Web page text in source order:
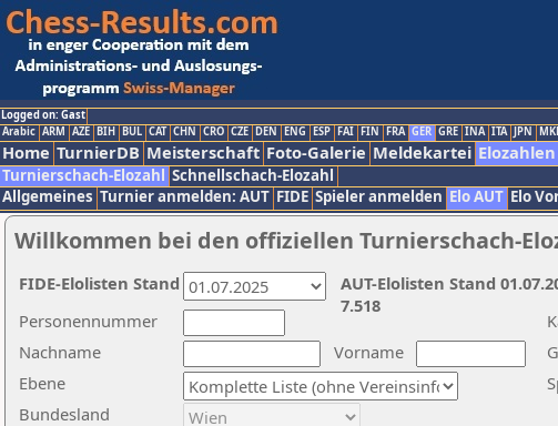
Logged on: Gast
Arabic ARM AZE BIH BUL CAT CHN CRO CZE DEN ENG ESP FAI FIN FRA GER GRE INA ITA JPN
Home TurnierDB Meisterschaft Foto-Galerie Meldekartei Elozahlen
Turnierschach-Elozahl Schnellschach-Elozahl
Allgemeines Turnier anmelden: AUT FIDE Spieler anmelden Elo AUT Elo
Willkommen bei den offiziellen Turnierschach-
Nachname
Vorname
Ebene
Personennummer
Bundesland
AUT-Elolisten Stand
7.518
FIDE-Elolisten Stand